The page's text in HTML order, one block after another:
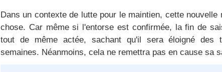
Dans un contexte de lutte pour le maintien, cette nouvelle
chose. Car même si l'entorse est confirmée, la fin de
tout de même actée, sachant qu'il sera éloigné des
semaines. Néanmoins, cela ne remettra pas en cause sa